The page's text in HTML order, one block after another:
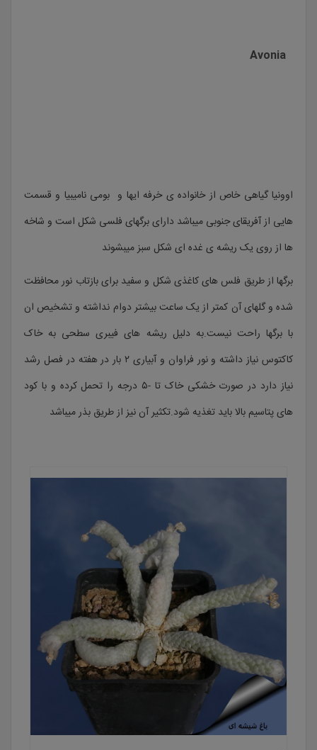
Avonia
اوونیا گیاهی خاص از خانواده ی خرفه ایها و بومی نامیبیا و قسمت
هایی از آفریقای جنوبی میباشد دارای برگهای فلسی شکل است و شاخه
ها از روی یک ریشه ی غده ای شکل سبز میبشوند
برگها از طریق فلس های کاغذی شکل و سفید برای بازتاب نور محافظت
شده و گلهای آن کمتر از یک ساعت بیشتر دوام نداشته و تشخیص ان
با برگها راحت نیست.به دلیل ریشه های فیبری سطحی به خاک
کاکتوس نیاز داشته و نور فراوان و آبیاری ۲ بار در هفته در فصل رشد
نیاز دارد در صورت خشکی خاک تا -۵ درجه را تحمل کرده و با کود
های پتاسیم بالا باید تغذیه شود.تکثیر آن نیز از طریق بذر میباشد